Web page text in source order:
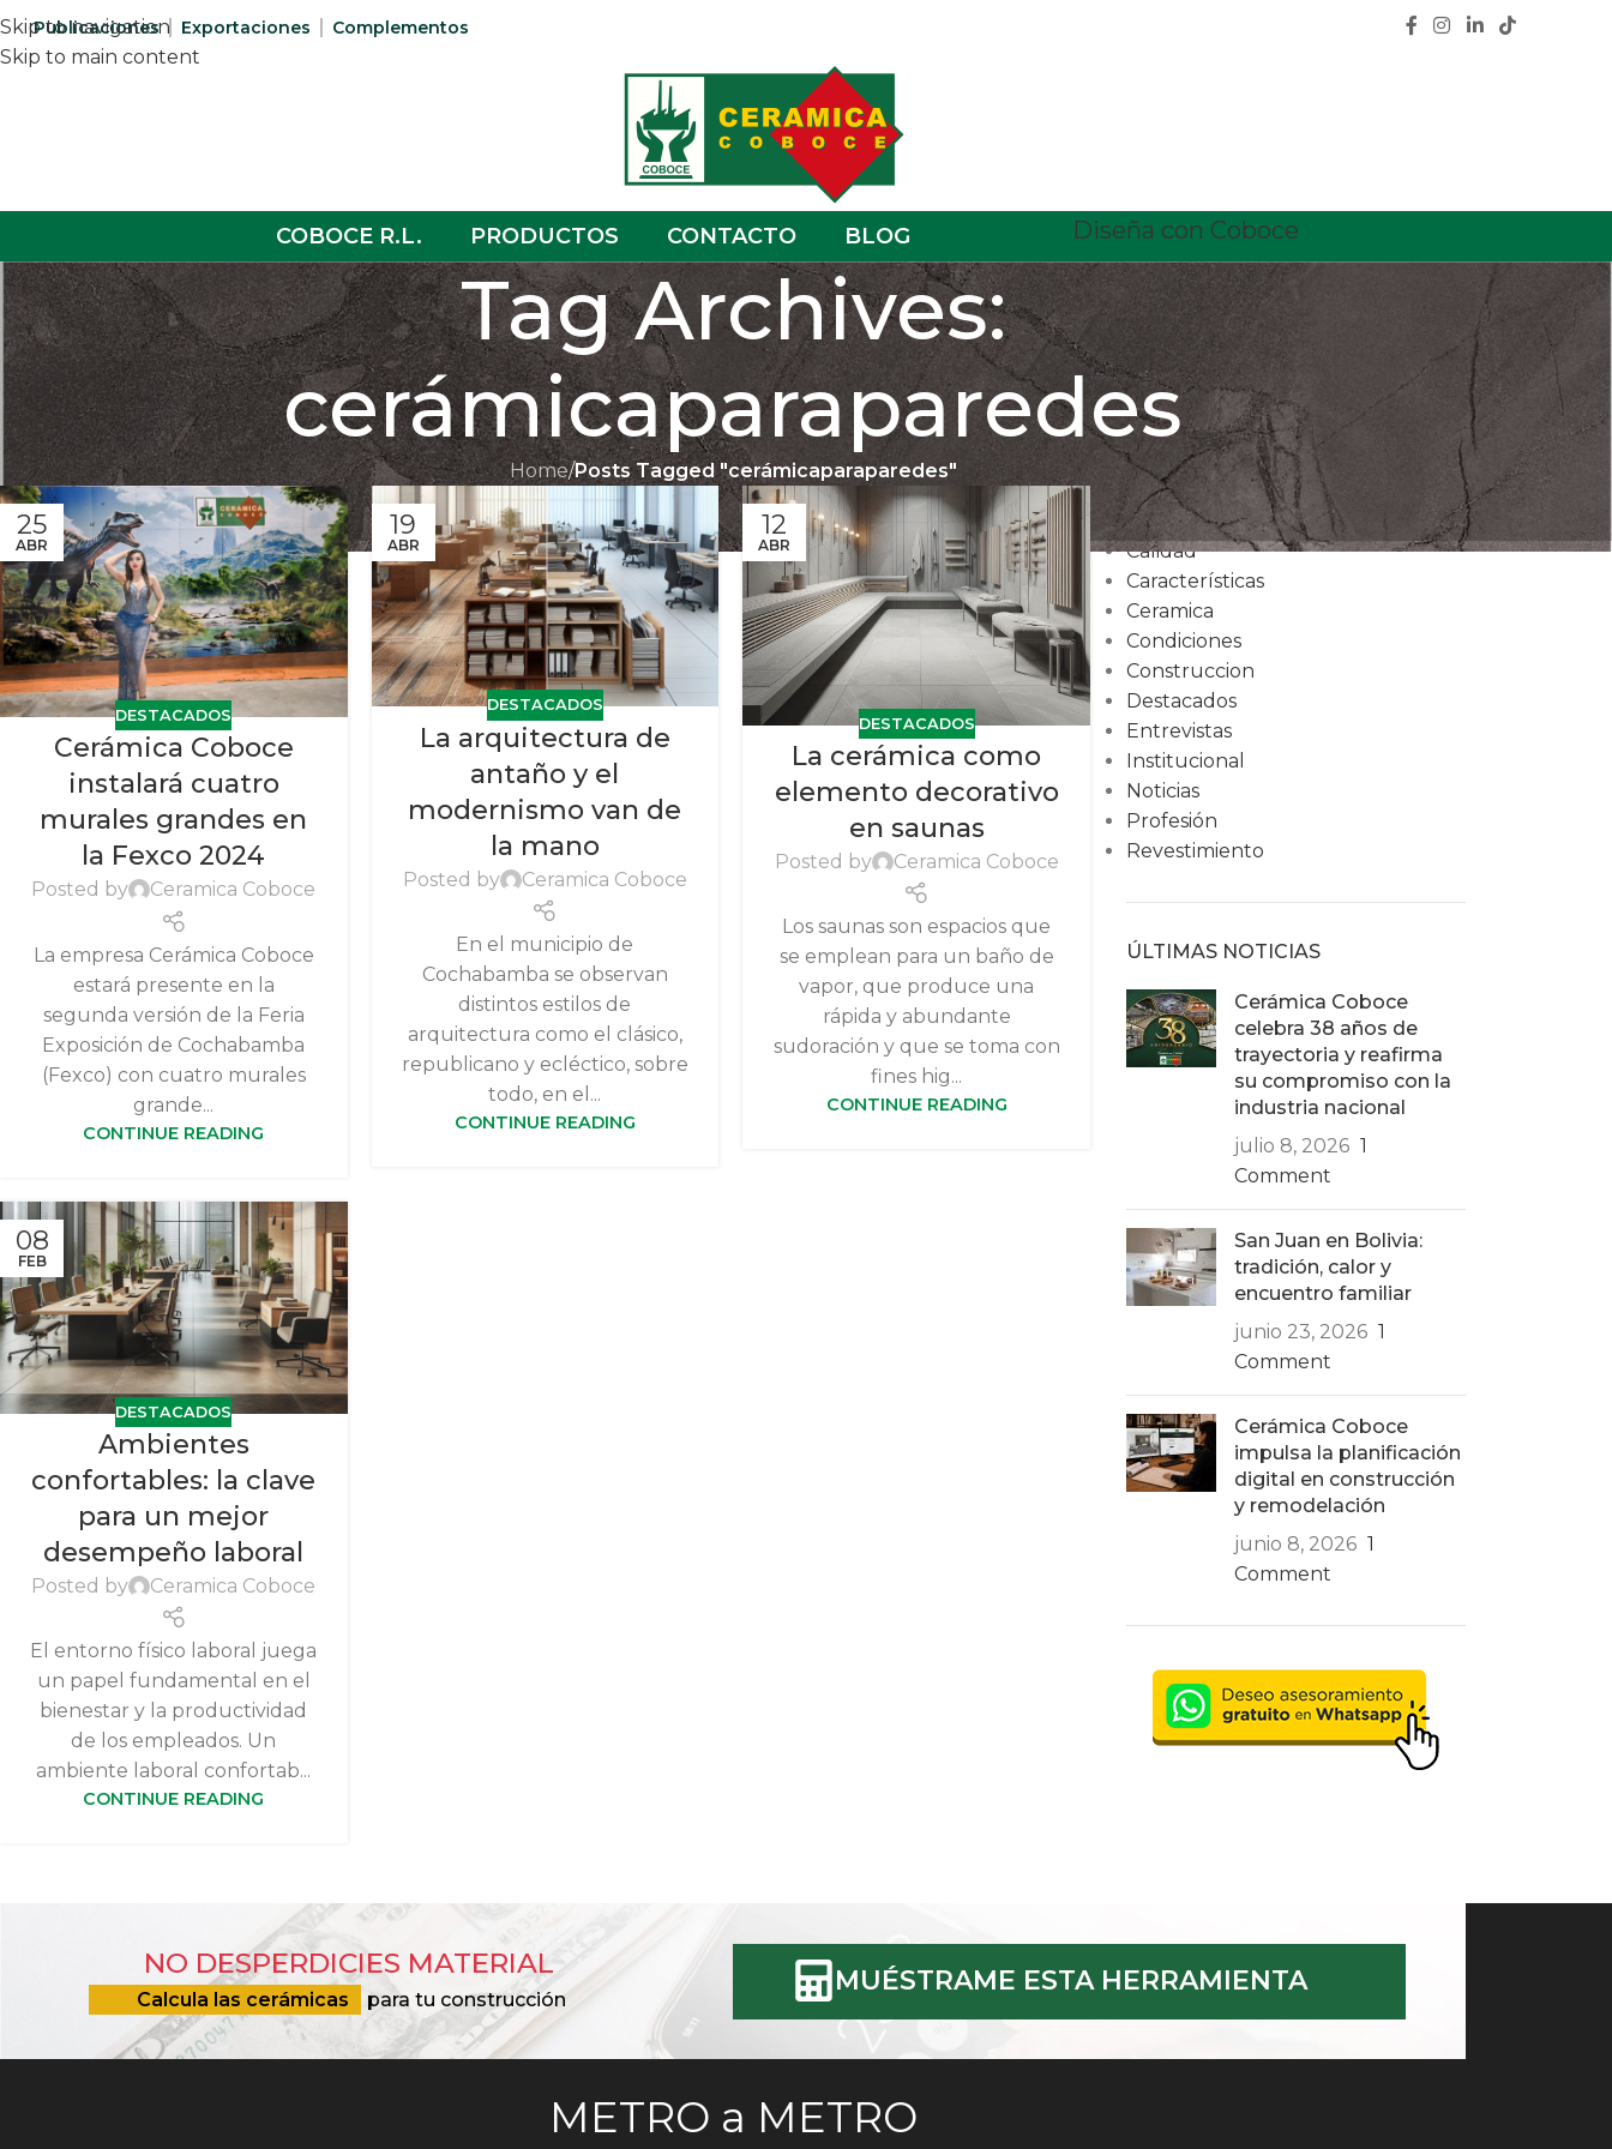
Skip to navigation
Skip to main content
Publicaciones Exportaciones Complementos
COBOCE R.L. PRODUCTOS CONTACTO BLOG Diseña con Coboce
Tag Archives:
cerámicaparaparedes
Home/Posts Tagged "cerámicaparaparedes"
25
ABR
DESTACADOS
Cerámica Coboce
instalará cuatro
murales grandes en
la Fexco 2024
Posted by Ceramica Coboce
La empresa Cerámica Coboce
estará presente en la
segunda versión de la Feria
Exposición de Cochabamba
(Fexco) con cuatro murales
grande...
CONTINUE READING
19
ABR
DESTACADOS
La arquitectura de
antaño y el
modernismo van de
la mano
Posted by Ceramica Coboce
En el municipio de
Cochabamba se observan
distintos estilos de
arquitectura como el clásico,
republicano y ecléctico, sobre
todo, en el...
CONTINUE READING
12
ABR
DESTACADOS
La cerámica como
elemento decorativo
en saunas
Posted by Ceramica Coboce
Los saunas son espacios que
se emplean para un baño de
vapor, que produce una
rápida y abundante
sudoración y que se toma con
fines hig...
CONTINUE READING
08
FEB
DESTACADOS
Ambientes
confortables: la clave
para un mejor
desempeño laboral
Posted by Ceramica Coboce
El entorno físico laboral juega
un papel fundamental en el
bienestar y la productividad
de los empleados. Un
ambiente laboral confortab...
CONTINUE READING
CATEGORÍAS
Calidad
Características
Ceramica
Condiciones
Construccion
Destacados
Entrevistas
Institucional
Noticias
Profesión
Revestimiento
ÚLTIMAS NOTICIAS
Cerámica Coboce
celebra 38 años de
trayectoria y reafirma
su compromiso con la
industria nacional
julio 8, 2026 1
Comment
San Juan en Bolivia:
tradición, calor y
encuentro familiar
junio 23, 2026 1
Comment
Cerámica Coboce
impulsa la planificación
digital en construcción
y remodelación
junio 8, 2026 1
Comment
NO DESPERDICIES MATERIAL
Calcula las cerámicas para tu construcción
MUÉSTRAME ESTA HERRAMIENTA
METRO a METRO